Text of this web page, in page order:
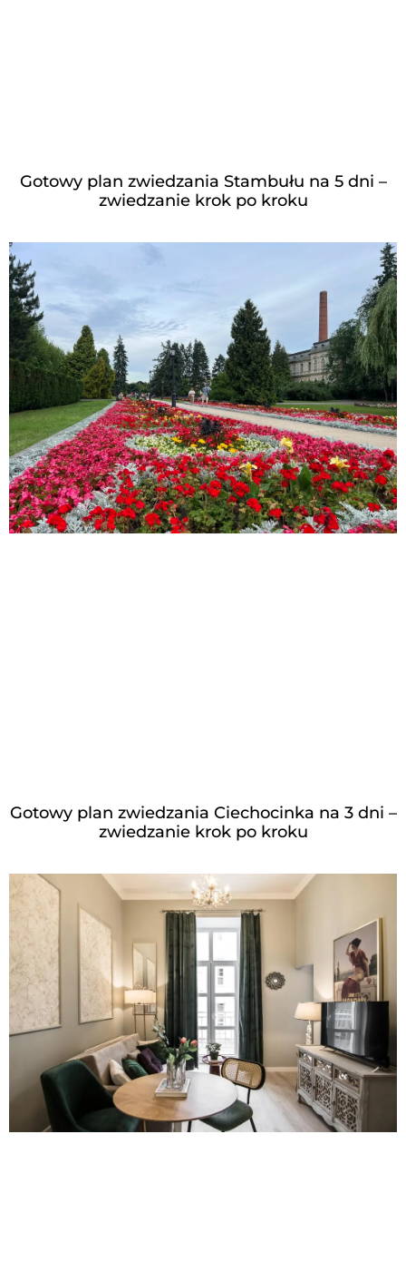
Gotowy plan zwiedzania Stambułu na 5 dni –
zwiedzanie krok po kroku
Gotowy plan zwiedzania Ciechocinka na 3 dni –
zwiedzanie krok po kroku